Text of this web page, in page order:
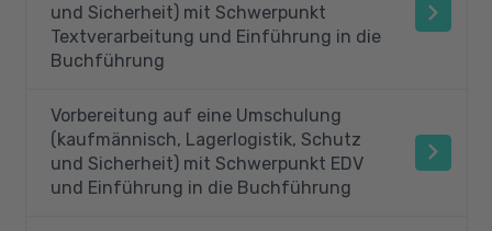
und Sicherheit) mit Schwerpunkt
Textverarbeitung und Einführung in die
Buchführung
Vorbereitung auf eine Umschulung
(kaufmännisch, Lagerlogistik, Schutz
und Sicherheit) mit Schwerpunkt EDV
und Einführung in die Buchführung